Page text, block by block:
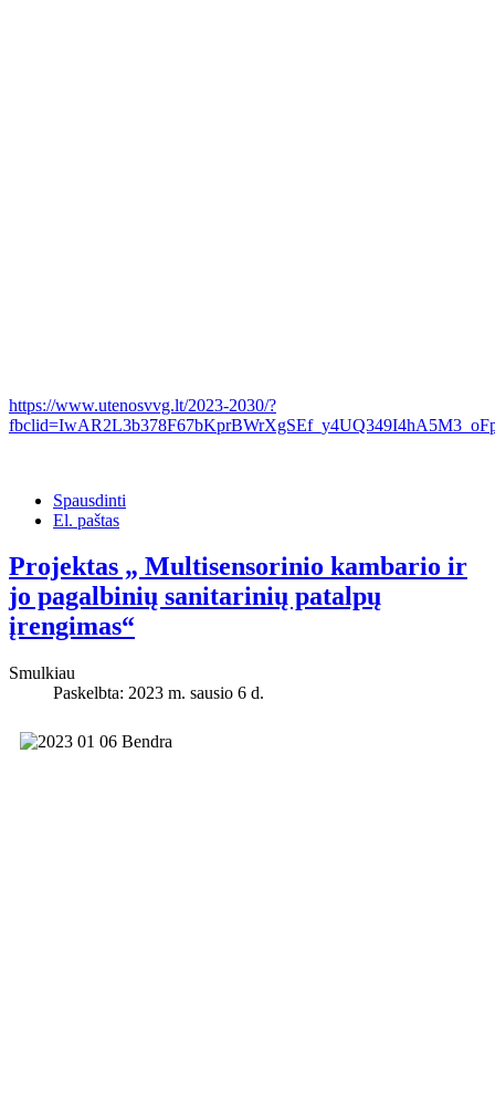
https://www.utenosvvg.lt/2023-2030/?
Spausdinti
El. paštas
Projektas „ Multisensorinio kambario ir
jo pagalbinių sanitarinių patalpų
įrengimas“
Smulkiau
Paskelbta: 2023 m. sausio 6 d.